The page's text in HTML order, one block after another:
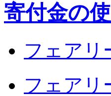
寄付金の
フェアリ
フェアリ